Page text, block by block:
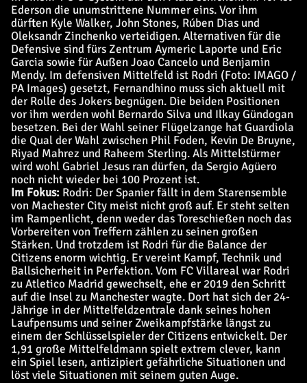
Ederson die unumstrittene Nummer eins. Vor ihm
dürften Kyle Walker, John Stones, Rúben Dias und
Oleksandr Zinchenko verteidigen. Alternativen für die
Defensive sind fürs Zentrum Aymeric Laporte und Eric
Garcia sowie für Außen Joao Cancelo und Benjamin
Mendy. Im defensiven Mittelfeld ist Rodri (Foto: IMAGO /
PA Images) gesetzt, Fernandhino muss sich aktuell mit
der Rolle des Jokers begnügen. Die beiden Positionen
vor ihm werden wohl Bernardo Silva und Ilkay Gündogan
besetzen. Bei der Wahl seiner Flügelzange hat Guardiola
die Qual der Wahl zwischen Phil Foden, Kevin De Bruyne,
Riyad Mahrez und Raheem Sterling. Als Mittelstürmer
wird wohl Gabriel Jesus ran dürfen, da Sergio Agüero
noch nicht wieder bei 100 Prozent ist.
Im Fokus: Rodri: Der Spanier fällt in dem Starensemble
von Machester City meist nicht groß auf. Er steht selten
im Rampenlicht, denn weder das Toreschießen noch das
Vorbereiten von Treffern zählen zu seinen großen
Stärken. Und trotzdem ist Rodri für die Balance der
Citizens enorm wichtig. Er vereint Kampf, Technik und
Ballsicherheit in Perfektion. Vom FC Villareal war Rodri
zu Atletico Madrid gewechselt, ehe er 2019 den Schritt
auf die Insel zu Manchester wagte. Dort hat sich der 24-
Jährige in der Mittelfeldzentrale dank seines hohen
Laufpensums und seiner Zweikampfstärke längst zu
einem der Schlüsselspieler der Citizens entwickelt. Der
1,91 große Mittelfeldmann spielt extrem clever, kann
ein Spiel lesen, antizipiert gefährliche Situationen und
löst viele Situationen mit seinem guten Auge.